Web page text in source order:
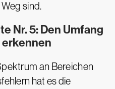
sind.
Nr. 5: Den Umfang
an Bereichen
hat es die